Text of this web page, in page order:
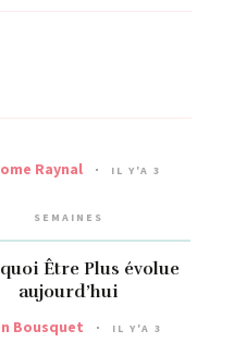
Raynal IL Y'A 3
SEMAINES
Être Plus évolue
aujourd’hui
Bousquet IL Y'A 3